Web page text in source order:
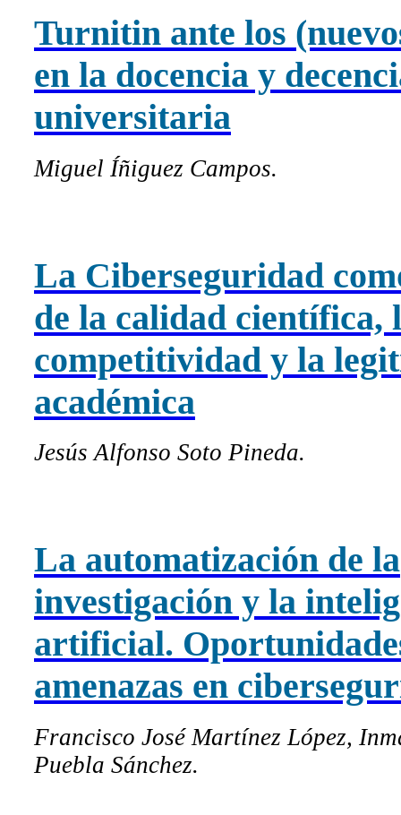
Turnitin ante los
en la docencia y
universitaria
Miguel Íñiguez Campos.
La Ciberseguridad
de la calidad científica,
competitividad y la
académica
Jesús Alfonso Soto Pineda.
La automatización de la
investigación y la
artificial.
amenazas en
Francisco José Martínez López,
Puebla Sánchez.